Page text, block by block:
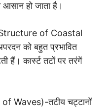
हो जाता है।
of Coastal
को बहुत प्रभावित
हैं। कार्स्ट तटों पर तरंगें
Waves)-तटीय चट्टानों